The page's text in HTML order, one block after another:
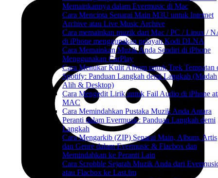
Memainkannya dalam Evermusic di Mac
Cara Mencipta Senarai Main M3U untuk Internet
Archive atau Live Music Archive
Cara memainkan muzik dari Mac / PC / Linux /
di iPhone menggunakan pelayan Kodi DLNA
Cara Memainkan Muzik Anda Sendiri di iPhone
Menggunakan CarPlay
Cara Menukar Kulit Album untuk Trek Tempatan
Spotify: Panduan Langkah demi Langkah (Mudah
Alih & Desktop)
Cara Mengedit Lirik untuk Fail Audio di iPhone
MAC
Cara Memindahkan Pustaka Muzik Anda Antara
Peranti dalam Evermusic: Panduan Langkah demi
Langkah
Cara Mengarkib (ZIP) Senarai Main, Album, Artis
dan Genre dalam Evermusic & Flacbox dan
Memindahkan ke Peranti Lain
Cara Scrobble Sejarah Muzik Anda dari
atau Flacbox ke Last.fm